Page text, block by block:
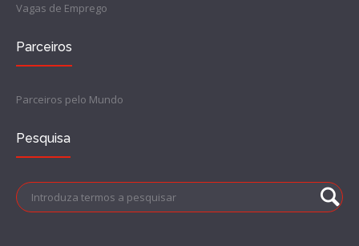
Vagas de Emprego
Parceiros
Parceiros pelo Mundo
Pesquisa